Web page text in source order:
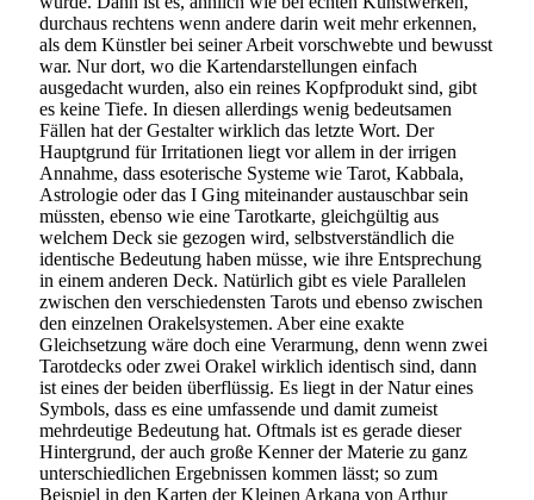
durchaus rechtens wenn andere darin weit mehr erkennen,
als dem Künstler bei seiner Arbeit vorschwebte und bewusst
war. Nur dort, wo die Kartendarstellungen einfach
ausgedacht wurden, also ein reines Kopfprodukt sind, gibt
es keine Tiefe. In diesen allerdings wenig bedeutsamen
Fällen hat der Gestalter wirklich das letzte Wort. Der
Hauptgrund für Irritationen liegt vor allem in der irrigen
Annahme, dass esoterische Systeme wie Tarot, Kabbala,
Astrologie oder das I Ging miteinander austauschbar sein
müssten, ebenso wie eine Tarotkarte, gleichgültig aus
welchem Deck sie gezogen wird, selbstverständlich die
identische Bedeutung haben müsse, wie ihre Entsprechung
in einem anderen Deck. Natürlich gibt es viele Parallelen
zwischen den verschiedensten Tarots und ebenso zwischen
den einzelnen Orakelsystemen. Aber eine exakte
Gleichsetzung wäre doch eine Verarmung, denn wenn zwei
Tarotdecks oder zwei Orakel wirklich identisch sind, dann
ist eines der beiden überflüssig. Es liegt in der Natur eines
Symbols, dass es eine umfassende und damit zumeist
mehrdeutige Bedeutung hat. Oftmals ist es gerade dieser
Hintergrund, der auch große Kenner der Materie zu ganz
unterschiedlichen Ergebnissen kommen lässt; so zum
Beispiel in den Karten der Kleinen Arkana von Arthur